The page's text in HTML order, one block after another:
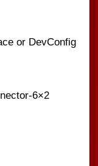
or DevConfig
2×6-Pin Pluggable Terminal Block Connector